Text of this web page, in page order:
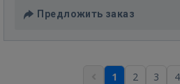
Предложить заказ
1 2 3 4